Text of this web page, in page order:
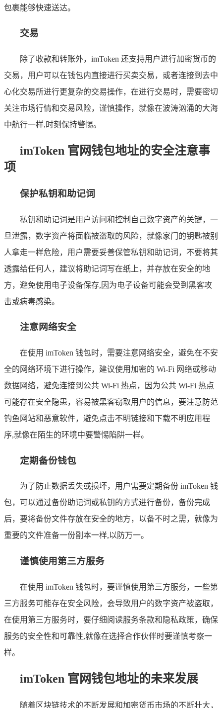
包裹能够快速送达。
交易
除了收款和转账外，imToken 还支持用户进行加密货币的
交易，用户可以在钱包内直接进行买卖交易，或者连接到去中
心化交易所进行更复杂的交易操作，在进行交易时，需要密切
关注市场行情和交易风险，谨慎操作，就像在波涛汹涌的大海
中航行一样,时刻保持警惕。
imToken 官网钱包地址的安全注意事
项
保护私钥和助记词
私钥和助记词是用户访问和控制自己数字资产的关键，一
旦泄露，数字资产将面临被盗取的风险，就像家门的钥匙被别
人拿走一样危险，用户需要妥善保管私钥和助记词，不要将其
透露给任何人，建议将助记词写在纸上，并存放在安全的地
方，避免使用电子设备保存,因为电子设备可能会受到黑客攻
击或病毒感染。
注意网络安全
在使用 imToken 钱包时，需要注意网络安全，避免在不安
全的网络环境下进行操作，建议使用加密的 Wi-Fi 网络或移动
数据网络，避免连接到公共 Wi-Fi 热点，因为公共 Wi-Fi 热点
可能存在安全隐患，容易被黑客窃取用户的信息，要注意防范
钓鱼网站和恶意软件，避免点击不明链接和下载不明应用程
序,就像在陌生的环境中要警惕陷阱一样。
定期备份钱包
为了防止数据丢失或损坏，用户需要定期备份 imToken 钱
包，可以通过备份助记词或私钥的方式进行备份，备份完成
后，要将备份文件存放在安全的地方，以备不时之需，就像为
重要的文件准备一份副本一样,以防万一。
谨慎使用第三方服务
在使用 imToken 钱包时，要谨慎使用第三方服务，一些第
三方服务可能存在安全风险，会导致用户的数字资产被盗取，
在使用第三方服务时，要仔细阅读服务条款和隐私政策，确保
服务的安全性和可靠性,就像在选择合作伙伴时要谨慎考察一
样。
imToken 官网钱包地址的未来发展
随着区块链技术的不断发展和加密货币市场的不断壮大，